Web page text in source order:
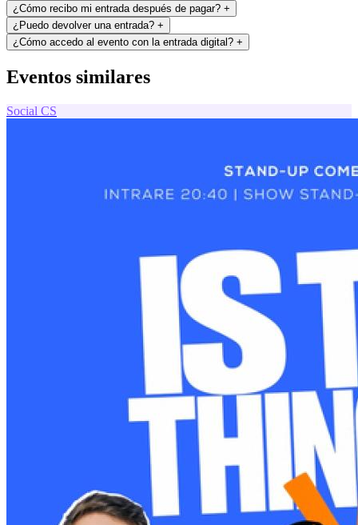
¿Cómo recibo mi entrada después de pagar? +
¿Puedo devolver una entrada? +
¿Cómo accedo al evento con la entrada digital? +
Eventos similares
Social CS